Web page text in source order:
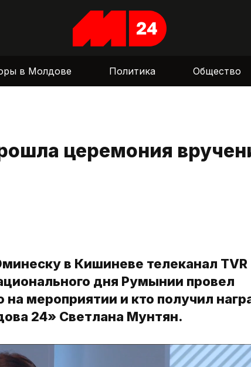
в Молдове Политика Общество
церемония
в Кишиневе телеканал TVR
дня Румынии провел
мероприятии и кто получил
24» Светлана Мунтян.